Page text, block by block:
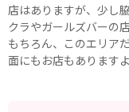
店はありますが、少し
クラやガールズバーの
もちろん、このエリア
面にもお店もあります
田原町駅
表参道駅